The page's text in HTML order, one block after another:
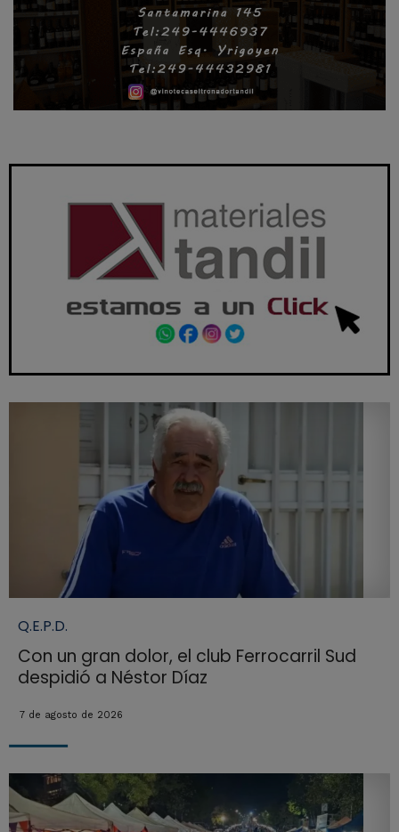
Q.E.P.D.
Con un gran dolor, el club Ferrocarril Sud
despidió a Néstor Díaz
7 de agosto de 2026